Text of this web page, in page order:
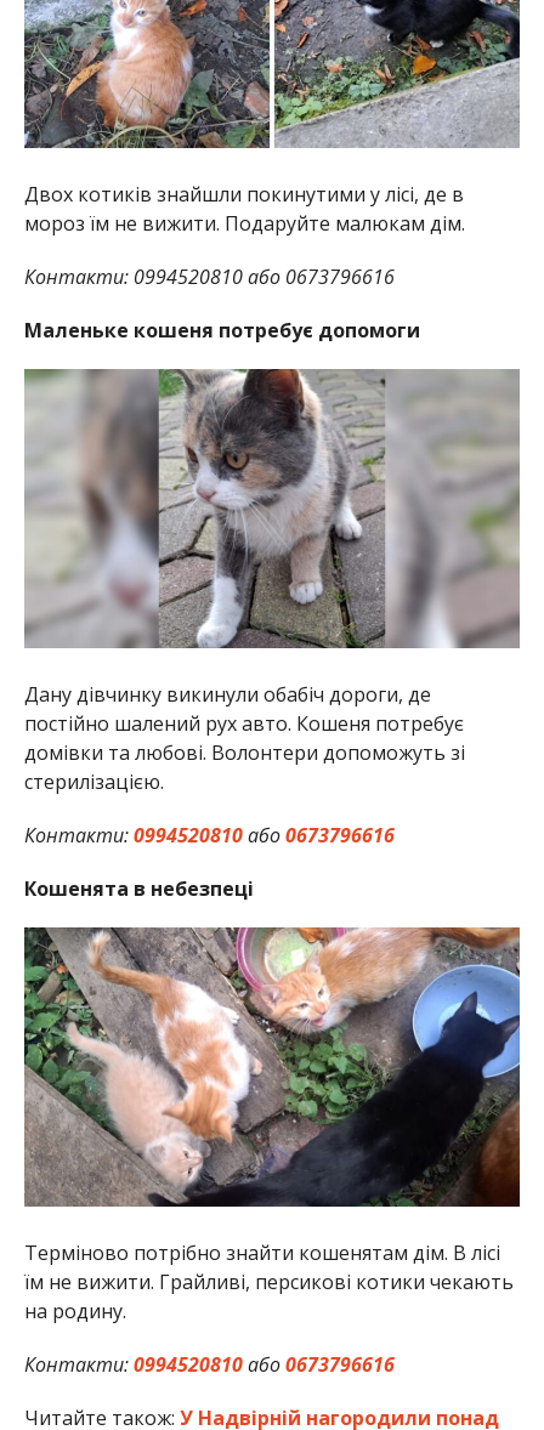
Двох котиків знайшли покинутими у лісі, де в
мороз їм не вижити. Подаруйте малюкам дім.
Контакти: 0994520810 або 0673796616
Маленьке кошеня потребує допомоги
Дану дівчинку викинули обабіч дороги, де
постійно шалений рух авто. Кошеня потребує
домівки та любові. Волонтери допоможуть зі
стерилізацією.
Контакти:0994520810або0673796616
Кошенята в небезпеці
Терміново потрібно знайти кошенятам дім. В лісі
їм не вижити. Грайливі, персикові котики чекають
на родину.
Контакти:0994520810або0673796616
Читайте також: У Надвірній нагородили понад